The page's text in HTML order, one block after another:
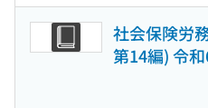
社会保険労
第14編) 令